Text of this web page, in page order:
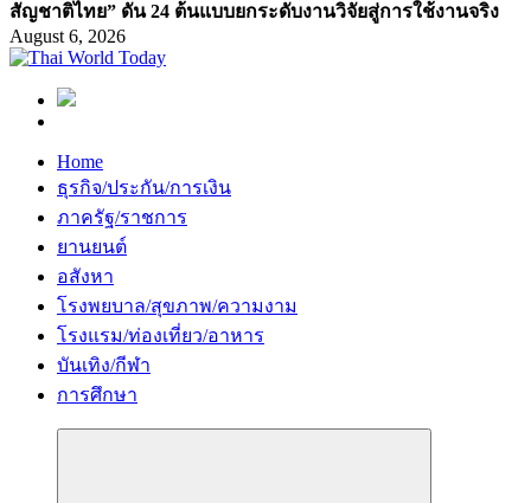
สัญชาติไทย” ดัน 24 ต้นแบบยกระดับงานวิจัยสู่การใช้งานจริง
August 6, 2026
Home
ธุรกิจ/ประกัน/การเงิน
ภาครัฐ/ราชการ
ยานยนต์
อสังหา
โรงพยบาล/สุขภาพ/ความงาม
โรงแรม/ท่องเที่ยว/อาหาร
บันเทิง/กีฬา
การศึกษา